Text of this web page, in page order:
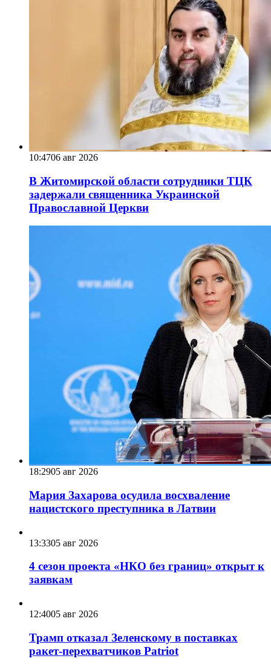
10:4706 авг 2026
В Житомирской области сотрудники ТЦК
задержали священника Украинской
Православной Церкви
18:2905 авг 2026
Мария Захарова осудила восхваление
нацистского преступника в Латвии
13:3305 авг 2026
4 сезон проекта «НКО без границ» открыт к
заявкам
12:4005 авг 2026
Трамп отказал Зеленскому в поставках
ракет-перехватчиков Patriot